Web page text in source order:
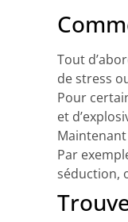
Tout
de stress
Pour
et
Par
séduction,